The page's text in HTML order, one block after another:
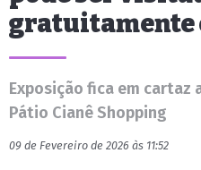
gratuitamente
Exposição fica em cartaz
Pátio Cianê Shopping
09 de Fevereiro de 2026 às 11:52